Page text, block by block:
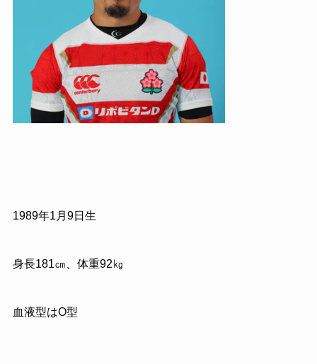
1989年1 月 9日生
身長181㎝、体重92㎏
血液型はO型